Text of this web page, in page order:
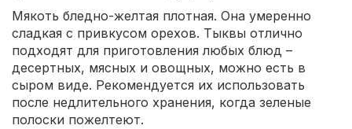
Мякоть бледно-желтая плотная. Она умеренно
сладкая с привкусом орехов. Тыквы отлично
подходят для приготовления любых блюд –
десертных, мясных и овощных, можно есть в
сыром виде. Рекомендуется их использовать
после недлительного хранения, когда зеленые
полоски пожелтеют.